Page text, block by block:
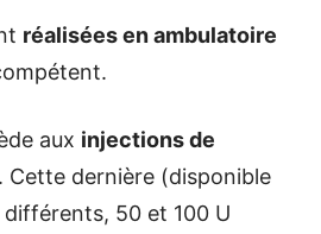
réalisées en ambulatoire
aux injections de
. Cette dernière (disponible
50 et 100 U